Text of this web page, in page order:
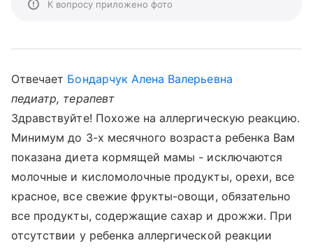
К вопросу приложено фото
Отвечает Бондарчук Алена Валерьевна
педиатр, терапевт
Здравствуйте! Похоже на аллергическую реакцию.
Минимум до 3-х месячного возраста ребенка Вам
показана диета кормящей мамы - исключаются
молочные и кисломолочные продукты, орехи, все
красное, все свежие фрукты-овощи, обязательно
все продукты, содержащие сахар и дрожжи. При
отсутствии у ребенка аллергической реакции